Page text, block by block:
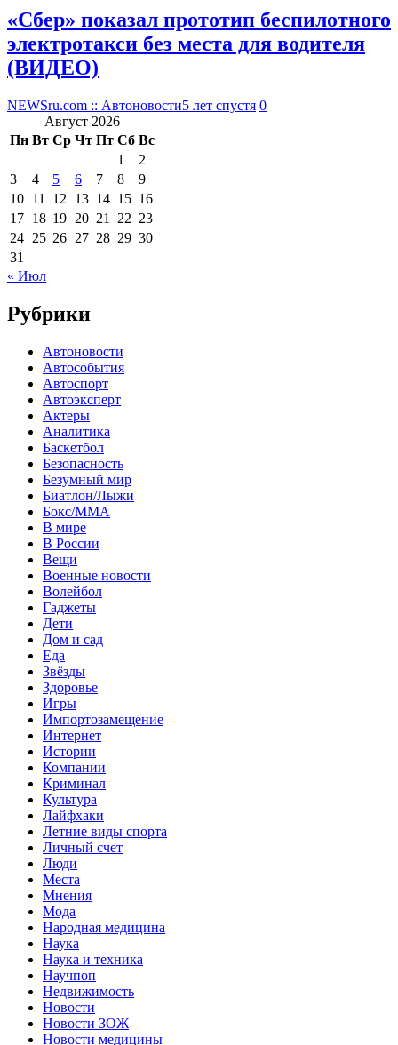
«Сбер» показал прототип беспилотного
электротакси без места для водителя
(ВИДЕО)
NEWSru.com :: Автоновости5 лет спустя 0
Август 2026
Пн Вт Ср Чт Пт Сб Вс
1
2
3
4 5 6 7 8
9
10 11 12 13 14 15 16
17 18 19 20 21 22 23
24 25 26 27 28 29 30
31
« Июл
Рубрики
Автоновости
Автособытия
Автоспорт
Автоэксперт
Актеры
Аналитика
Баскетбол
Безопасность
Безумный мир
Биатлон/Лыжи
Бокс/MMA
В мире
В России
Вещи
Военные новости
Волейбол
Гаджеты
Дети
Дом и сад
Еда
Звёзды
Здоровье
Игры
Импортозамещение
Интернет
Истории
Компании
Криминал
Культура
Лайфхаки
Летние виды спорта
Личный счет
Люди
Места
Мнения
Мода
Народная медицина
Наука
Наука и техника
Научпоп
Недвижимость
Новости
Новости ЗОЖ
Новости медицины